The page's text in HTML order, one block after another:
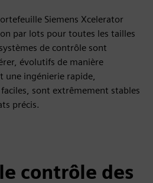
Siemens Xcelerator
par lots pour toutes les tailles
de contrôle sont
évolutifs de manière
ingénierie rapide,
sont extrêmement stables
précis.
contrôle des